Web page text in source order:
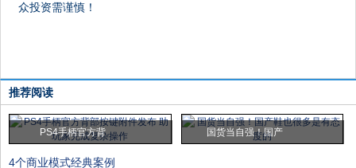
众投资需谨慎！
推荐阅读
PS4手柄官方背 国货当自强！国产
4个商业模式经典案例